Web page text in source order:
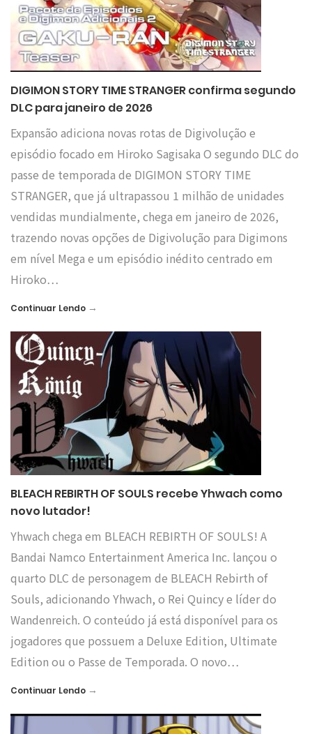
DIGIMON STORY TIME STRANGER confirma segundo
DLC para janeiro de 2026
Expansão adiciona novas rotas de Digivolução e
episódio focado em Hiroko Sagisaka O segundo DLC do
passe de temporada de DIGIMON STORY TIME
STRANGER, que já ultrapassou 1 milhão de unidades
vendidas mundialmente, chega em janeiro de 2026,
trazendo novas opções de Digivolução para Digimons
em nível Mega e um episódio inédito centrado em
Hiroko…
Continuar Lendo →
BLEACH REBIRTH OF SOULS recebe Yhwach como
novo lutador!
Yhwach chega em BLEACH REBIRTH OF SOULS! A
Bandai Namco Entertainment America Inc. lançou o
quarto DLC de personagem de BLEACH Rebirth of
Souls, adicionando Yhwach, o Rei Quincy e líder do
Wandenreich. O conteúdo já está disponível para os
jogadores que possuem a Deluxe Edition, Ultimate
Edition ou o Passe de Temporada. O novo…
Continuar Lendo →